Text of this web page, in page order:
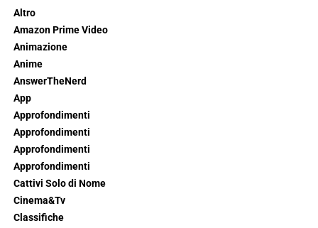
Altro
Amazon Prime Video
Animazione
Anime
AnswerTheNerd
App
Approfondimenti
Approfondimenti
Approfondimenti
Approfondimenti
Cattivi Solo di Nome
Cinema&Tv
Classifiche